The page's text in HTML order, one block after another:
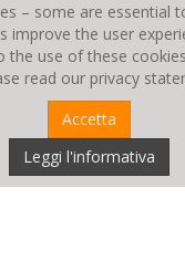
– some are essential
improve the user
the use of these
read our privacy
Accetta
Leggi l'informativa